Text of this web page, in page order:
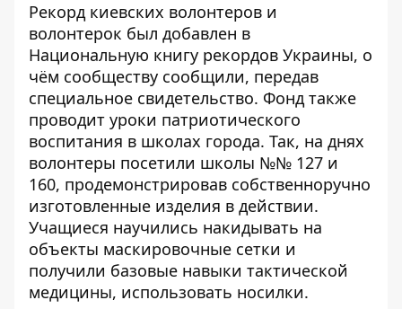
Рекорд киевских волонтеров и
волонтерок был добавлен в
Национальную книгу рекордов Украины, о
чём сообществу сообщили, передав
специальное свидетельство. Фонд также
проводит уроки патриотического
воспитания в школах города. Так, на днях
волонтеры посетили школы №№ 127 и
160, продемонстрировав собственноручно
изготовленные изделия в действии.
Учащиеся научились накидывать на
объекты маскировочные сетки и
получили базовые навыки тактической
медицины, использовать носилки.